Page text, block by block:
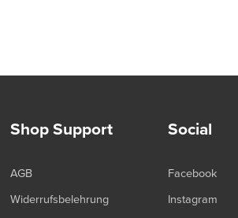
Shop Support
AGB
Widerrufsbelehrung
Social
Facebook
Instagram